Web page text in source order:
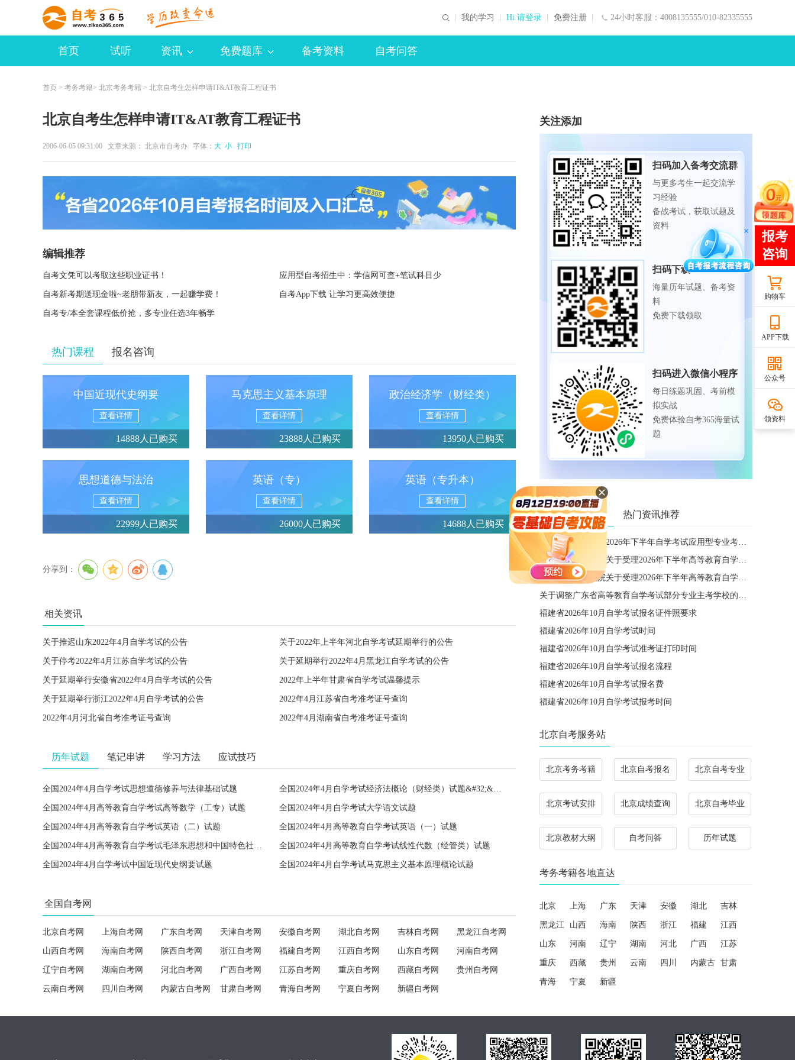
24小时客服：4008135555/010-82335555
我的学习 Hi 请登录 免费注册
首页 试听 资讯 免费题库 备考资料 自考问答
首页 > 考务考籍> 北京考务考籍 > 北京自考生怎样申请IT&AT教育工程证书
北京自考生怎样申请IT&AT教育工程证书
2006-06-05 09:31:00 文章来源： 北京市自考办 字体： 大 小 打印
编辑推荐
自考文凭可以考取这些职业证书！ 应用型自考招生中：学信网可查+笔试科目少
自考新考期送现金啦~老朋带新友，一起赚学费！ 自考App下载 让学习更高效便捷
自考专/本全套课程低价抢，多专业任选3年畅学
热门课程 报名咨询
中国近现代史纲要
查看详情
14888人已购买
马克思主义基本原理
查看详情
23888人已购买
政治经济学（财经类）
查看详情
13950人已购买
思想道德与法治
查看详情
22999人已购买
英语（专）
查看详情
26000人已购买
英语（专升本）
查看详情
14688人已购买
分享到：
相关资讯
关于推迟山东2022年4月自学考试的公告 关于2022年上半年河北自学考试延期举行的公告
关于停考2022年4月江苏自学考试的公告 关于延期举行2022年4月黑龙江自学考试的公告
关于延期举行安徽省2022年4月自学考试的公告 2022年上半年甘肃省自学考试温馨提示
关于延期举行浙江2022年4月自学考试的公告 2022年4月江苏省自考准考证号查询
2022年4月河北省自考准考证号查询 2022年4月湖南省自考准考证号查询
历年试题 笔记串讲 学习方法 应试技巧
全国2024年4月自学考试思想道德修养与法律基础试题 全国2024年4月自学考试经济法概论（财经类）试题&#32;&#32;
全国2024年4月高等教育自学考试高等数学（工专）试题 全国2024年4月自学考试大学语文试题
全国2024年4月高等教育自学考试英语（二）试题 全国2024年4月高等教育自学考试英语（一）试题
全国2024年4月高等教育自学考试毛泽东思想和中国特色社会主义理论体系概论试题 全国2024年4月高等教育自学考试线性代数（经管类）试题
全国2024年4月自学考试中国近现代史纲要试题 全国2024年4月自学考试马克思主义基本原理概论试题
全国自考网
北京自考网 上海自考网 广东自考网 天津自考网 安徽自考网 湖北自考网 吉林自考网 黑龙江自考网
山西自考网 海南自考网 陕西自考网 浙江自考网 福建自考网 江西自考网 山东自考网 河南自考网
辽宁自考网 湖南自考网 河北自考网 广西自考网 江苏自考网 重庆自考网 西藏自考网 贵州自考网
云南自考网 四川自考网 内蒙古自考网 甘肃自考网 青海自考网 宁夏自考网 新疆自考网
关注添加
扫码加入备考交流群
与更多考生一起交流学
习经验
备战考试，获取试题及
资料
扫码下载APP
海量历年试题、备考资
料
免费下载领取
扫码进入微信小程序
每日练题巩固、考前模
拟实战
免费体验自考365海量试
题
相关资讯推荐 热门资讯推荐
关于西南财经大学2026年下半年自学考试应用型专业考籍更改办理的通知
四川省教育考试院关于受理2026年下半年高等教育自学考试省际转考申请的通告
四川省教育考试院关于受理2026年下半年高等教育自学考试考籍更改申请的通告
关于调整广东省高等教育自学考试部分专业主考学校的通知
福建省2026年10月自学考试报名证件照要求
福建省2026年10月自学考试时间
福建省2026年10月自学考试准考证打印时间
福建省2026年10月自学考试报名流程
福建省2026年10月自学考试报名费
福建省2026年10月自学考试报考时间
北京自考服务站
北京考务考籍 北京自考报名 北京自考专业
北京考试安排 北京成绩查询 北京自考毕业
北京教材大纲 自考问答 历年试题
考务考籍各地直达
北京 上海 广东 天津 安徽 湖北 吉林
黑龙江 山西 海南 陕西 浙江 福建 江西
山东 河南 辽宁 湖南 河北 广西 江苏
重庆 西藏 贵州 云南 四川 内蒙古 甘肃
青海 宁夏 新疆
购物车
APP下载
公众号
领资料